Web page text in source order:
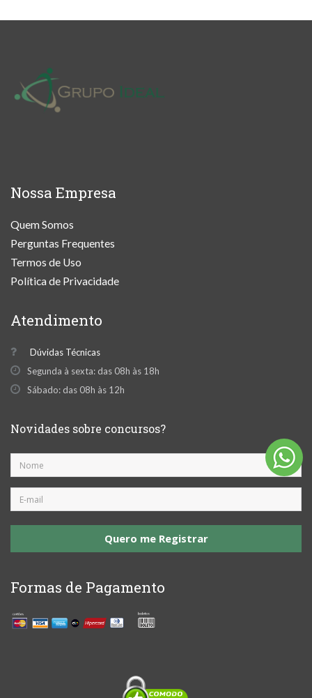
Nossa Empresa
Quem Somos
Perguntas Frequentes
Termos de Uso
Política de Privacidade
Atendimento
Dúvidas Técnicas
Segunda à sexta: das 08h às 18h
Sábado: das 08h às 12h
Novidades sobre concursos?
Quero me Registrar
Formas de Pagamento